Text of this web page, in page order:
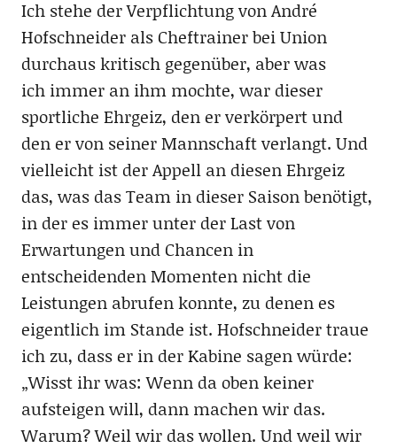
Ich stehe der Verpflichtung von André
Hofschneider als Cheftrainer bei Union
durchaus kritisch gegenüber, aber was
ich immer an ihm mochte, war dieser
sportliche Ehrgeiz, den er verkörpert und
den er von seiner Mannschaft verlangt. Und
vielleicht ist der Appell an diesen Ehrgeiz
das, was das Team in dieser Saison benötigt,
in der es immer unter der Last von
Erwartungen und Chancen in
entscheidenden Momenten nicht die
Leistungen abrufen konnte, zu denen es
eigentlich im Stande ist. Hofschneider traue
ich zu, dass er in der Kabine sagen würde:
„Wisst ihr was: Wenn da oben keiner
aufsteigen will, dann machen wir das.
Warum? Weil wir das wollen. Und weil wir